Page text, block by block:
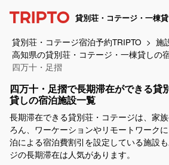
貸別荘・コテージ・一棟
貸別荘・コテージ宿泊予約TRIPTO 施
高知県の貸別荘・コテージ・一棟貸しの
四万十・足摺
四万十・足摺で長期滞在ができる貸
貸しの宿泊施設一覧
長期滞在できる貸別荘・コテージは、家
ろん、ワーケーションやリモートワーク
泊による宿泊費割引を設定している施設
ジの長期滞在は人気があります。